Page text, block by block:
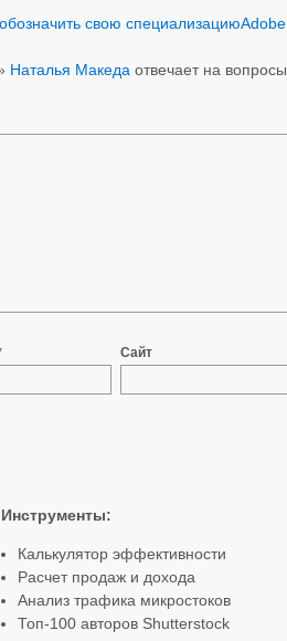
свою специализациюAdobe
Наталья Македа отвечает на вопросы
Сайт
Инструменты:
Калькулятор эффективности
Расчет продаж и дохода
Анализ трафика микростоков
Топ-100 авторов Shutterstock